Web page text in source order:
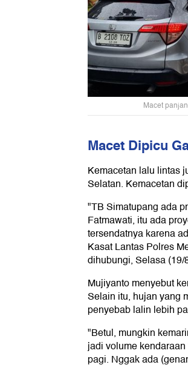
Macet
Macet Dipicu
Kemacetan lalu lintas
Selatan. Kemacetan
"TB Simatupang ada
Fatmawati, itu ada
tersendatnya karena
Kasat Lantas Polres
dihubungi, Selasa (19/
Mujiyanto menyebut
Selain itu, hujan yang
penyebab lalin lebih
"Betul, mungkin
jadi volume
pagi. Nggak ada